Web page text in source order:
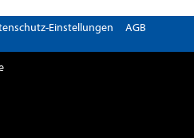
Einstellungen AGB